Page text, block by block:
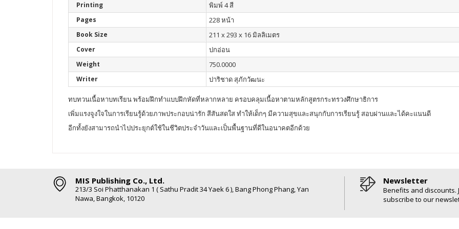
Printing พิมพ์ 4 สี
Pages 228 หน้า
Book Size 211 x 293 x 16 มิลลิเมตร
Cover ปกอ่อน
Weight 750.0000
Writer ปาริชาด สุภักวัฒนะ
ทบทวนเนื้อหาบทเรียน พร้อมฝึกทำแบบฝึกหัดที่หลากหลาย ครอบคลุมเนื้อหาตามหลักสูตรกระทรวงศึกษาธิการ
เพิ่มแรงจูงใจในการเรียนรู้ด้วยภาพประกอบน่ารัก สีสันสดใส ทำให้เด็กๆ มีความสุขและสนุกกับการเรียนรู้ สอบผ่านและได้คะแนนดี
อีกทั้งยังสามารถนำไปประยุกต์ใช้ในชีวิตประจำวันและเป็นพื้นฐานที่ดีในอนาคตอีกด้วย
MIS Publishing Co., Ltd.
213/3 Soi Phatthanakan 1 ( Sathu Pradit 34 Yaek 6 ), Bang Phong Phang, Yan
Nawa, Bangkok, 10120
Newsletter
Benefits and discounts.
subscribe to our